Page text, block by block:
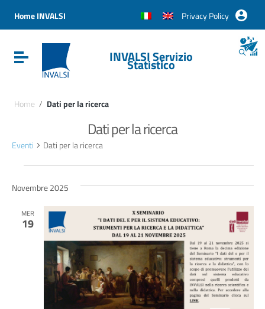
Vai al menu di navigazione
Vai al footer
Home INVALSI Privacy Policy
Attiva / disattiva la navigazioneINVALSI Servizio
Statistico
Home / Dati per la ricerca
Dati per la ricerca
Eventi Dati per la ricerca
Eventi
Novembre 2025
MER
19